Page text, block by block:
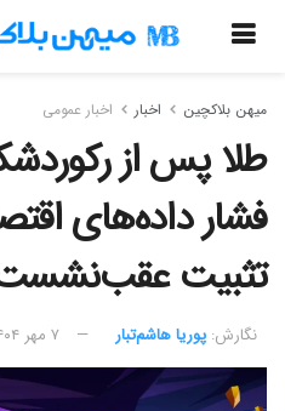
میهن بلاکچین اخبار اخبار عمومی
طلا پس از
فشار داده‌های
تثبیت
نگارش:‌ پوریا هاشم‌تبار ۷ مهر ۱۴۰۴ - ۱۱:۰۰